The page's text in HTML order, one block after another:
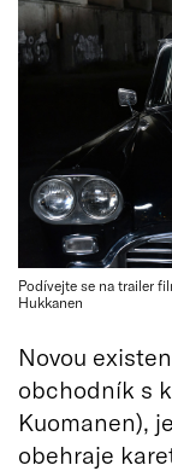
Podívejte se na trailer
Hukkanen
Novou
obchodník s
Kuomanen),
obehraje